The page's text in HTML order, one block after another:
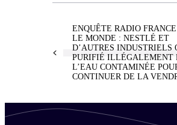
ENQUÊTE RADIO
LE MONDE : NESTLÉ ET
D’AUTRES INDUSTRIELS
PURIFIÉ ILLÉGALEMENT
L’EAU CONTAMINÉE
CONTINUER DE LA